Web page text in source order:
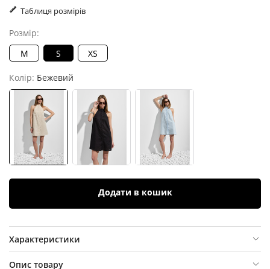
Таблиця розмірів
Розмір:
M
S XS
Колір: Бежевий
Додати в кошик
Характеристики
Опис товару